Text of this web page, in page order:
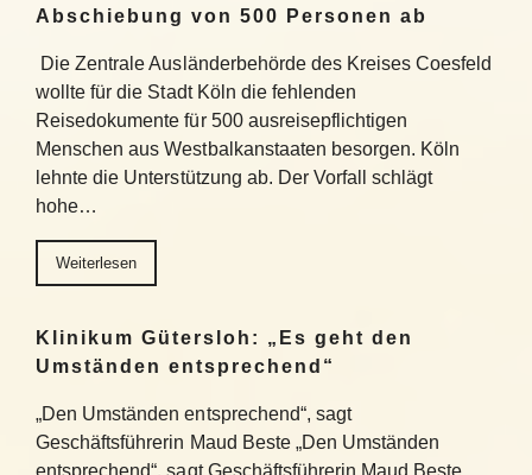
Abschiebung von 500 Personen ab
Die Zentrale Ausländerbehörde des Kreises Coesfeld
wollte für die Stadt Köln die fehlenden
Reisedokumente für 500 ausreisepflichtigen
Menschen aus Westbalkanstaaten besorgen. Köln
lehnte die Unterstützung ab. Der Vorfall schlägt
hohe…
Weiterlesen
Klinikum Gütersloh: „Es geht den
Umständen entsprechend“
„Den Umständen entsprechend“, sagt
Geschäftsführerin Maud Beste „Den Umständen
entsprechend“, sagt Geschäftsführerin Maud Beste